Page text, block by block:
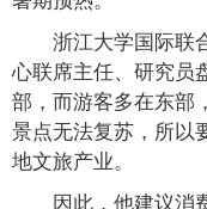
浙江大学国际联合
心联席主任、研究员
部，而游客多在东部
景点无法复苏，所以
地文旅产业。
因此，他建议消